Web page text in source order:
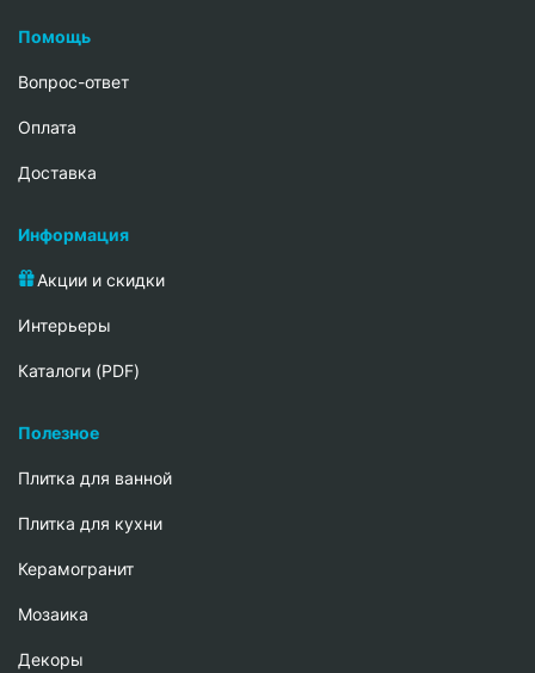
Помощь
Вопрос-ответ
Oплата
Доставка
Информация
Акции и скидки
Интерьеры
Каталоги (PDF)
Полезное
Плитка для ванной
Плитка для кухни
Керамогранит
Мозаика
Декоры